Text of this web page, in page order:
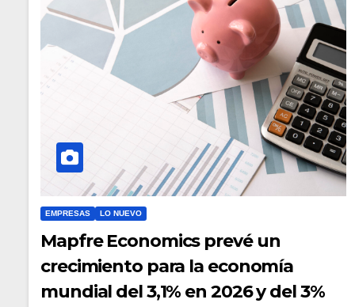
EMPRESAS LO NUEVO
Mapfre Economics prevé un
crecimiento para la economía
mundial del 3,1% en 2026 y del 3%